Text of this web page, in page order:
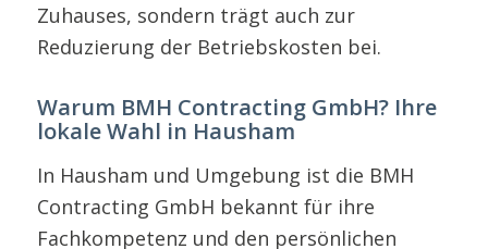
Zuhauses, sondern trägt auch zur
Reduzierung der Betriebskosten bei.
Warum BMH Contracting GmbH? Ihre
lokale Wahl in Hausham
In Hausham und Umgebung ist die BMH
Contracting GmbH bekannt für ihre
Fachkompetenz und den persönlichen